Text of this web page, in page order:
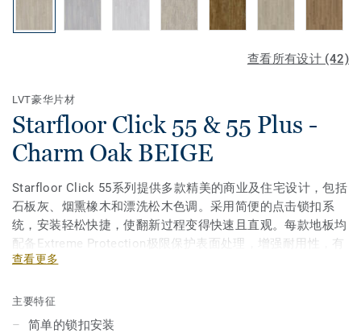
查看所有设计 (42)
LVT豪华片材
Starfloor Click 55 & 55 Plus -
Charm Oak BEIGE
Starfloor Click 55系列提供多款精美的商业及住宅设计，包括
石板灰、烟熏橡木和漂洗松木色调。采用简便的点击锁扣系
统，安装轻松快捷，使翻新过程变得快速且直观。每款地板均
配备Extreme Protection极限保护表面处理，增强耐用性，有
效抵抗擦伤、划痕和污渍。Starfloor Click 55专为高强度使用
查看更多
主要特征
简单的锁扣安装